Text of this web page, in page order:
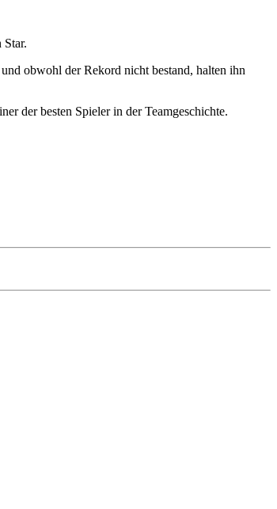
obwohl der Rekord nicht bestand, halten ihn
der besten Spieler in der Teamgeschichte.